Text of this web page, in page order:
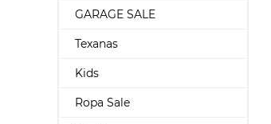
GARAGE SALE
Texanas
Kids
Ropa Sale